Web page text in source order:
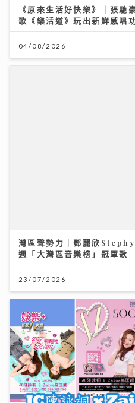
《原來生活好快樂》｜張馳
歌《樂活道》玩出新鮮感唱
04/08/2026
灣區聲勢力｜鄧麗欣
週「大灣區音樂榜」冠軍歌
23/07/2026